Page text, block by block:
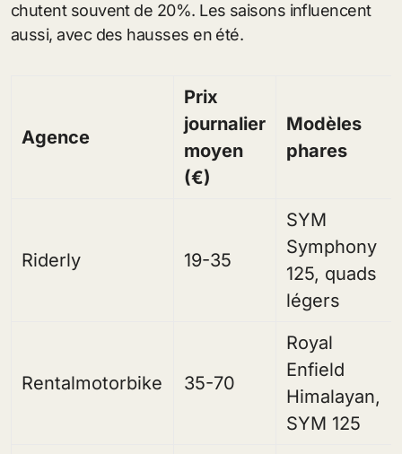
chutent souvent de 20%. Les saisons influencent
aussi, avec des hausses en été.
Agence
Prix
journalier
moyen
(€)
Modèles
phares
Riderly 19-35
SYM
Symphony
125, quads
légers
Rentalmotorbike 35-70
Royal
Enfield
Himalayan,
SYM 125